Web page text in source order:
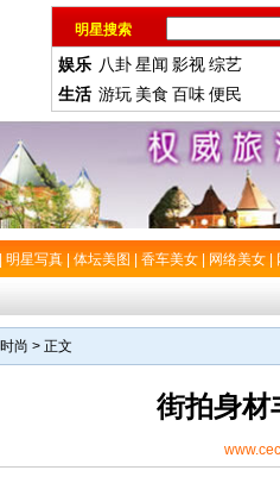
明星搜索
娱乐 八卦星闻 影视综艺
生活 游玩 美食 百味便民
明星写真 体坛美图 香车美女 网络美女
尚 > 正文
街拍身材